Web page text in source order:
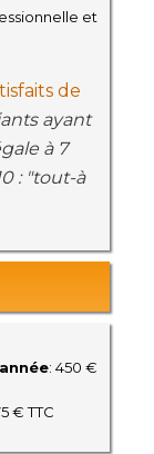
et
de
ayant
à 7
: "tout-à
: 450 €
€ TTC